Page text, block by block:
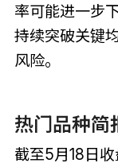
率可能进一步
持续突破关键
风险。
热门品种简
截至5月18日收